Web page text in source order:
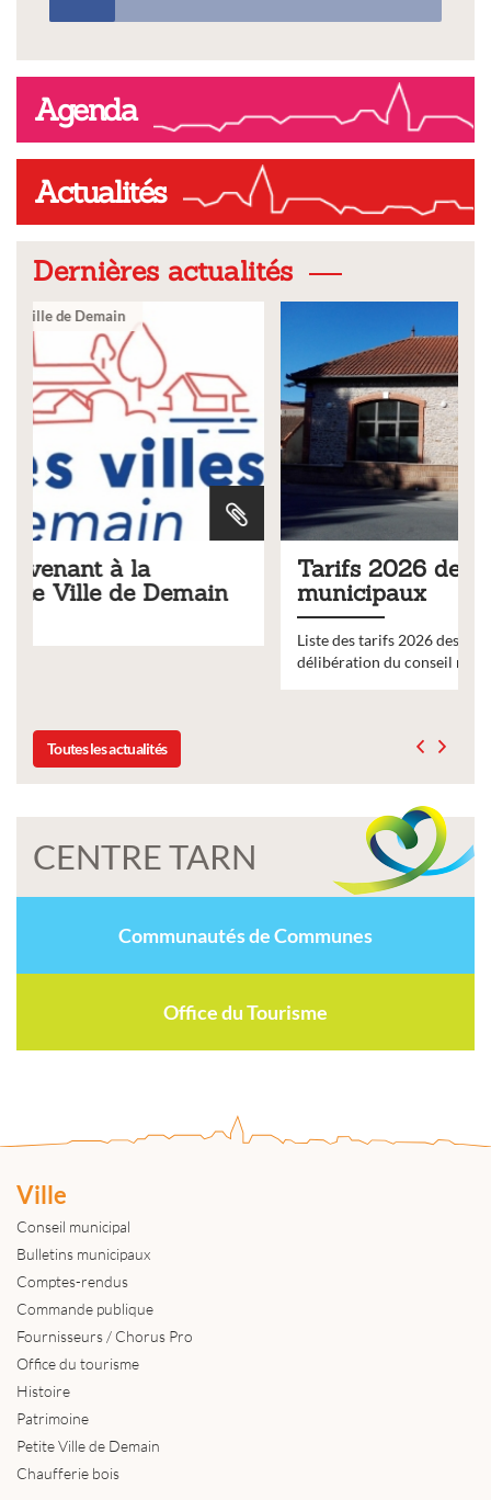
Agenda
Actualités
Dernières actualités
Tarifs 2026 des services
municipaux
Liste des tarifs 2026 des services municipaux,
délibération du conseil municipal du 19 décembre 2025
Toutes les actualités
CENTRE TARN
Communautés de Communes
Office du Tourisme
Ville
Conseil municipal
Bulletins municipaux
Comptes-rendus
Commande publique
Fournisseurs / Chorus Pro
Office du tourisme
Histoire
Patrimoine
Petite Ville de Demain
Chaufferie bois